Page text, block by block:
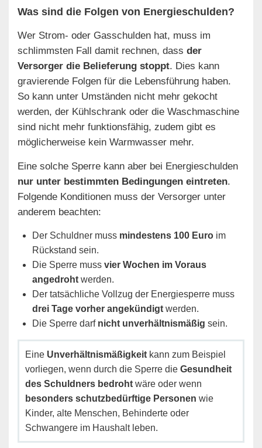
Was sind die Folgen von Energieschulden?
Wer Strom- oder Gasschulden hat, muss im
schlimmsten Fall damit rechnen, dass der
Versorger die Belieferung stoppt. Dies kann
gravierende Folgen für die Lebensführung haben.
So kann unter Umständen nicht mehr gekocht
werden, der Kühlschrank oder die Waschmaschine
sind nicht mehr funktionsfähig, zudem gibt es
möglicherweise kein Warmwasser mehr.
Eine solche Sperre kann aber bei Energieschulden
nur unter bestimmten Bedingungen eintreten.
Folgende Konditionen muss der Versorger unter
anderem beachten:
Der Schuldner muss mindestens 100 Euro im
Rückstand sein.
Die Sperre muss vier Wochen im Voraus
angedroht werden.
Der tatsächliche Vollzug der Energiesperre muss
drei Tage vorher angekündigt werden.
Die Sperre darf nicht unverhältnismäßig sein.
Eine Unverhältnismäßigkeit kann zum Beispiel
vorliegen, wenn durch die Sperre die Gesundheit
des Schuldners bedroht wäre oder wenn
besonders schutzbedürftige Personen wie
Kinder, alte Menschen, Behinderte oder
Schwangere im Haushalt leben.